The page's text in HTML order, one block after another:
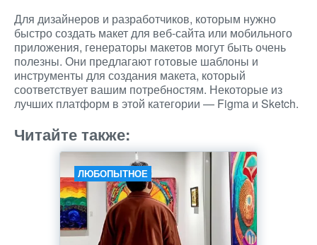
Для дизайнеров и разработчиков, которым нужно
быстро создать макет для веб-сайта или мобильного
приложения, генераторы макетов могут быть очень
полезны. Они предлагают готовые шаблоны и
инструменты для создания макета, который
соответствует вашим потребностям. Некоторые из
лучших платформ в этой категории — Figma и Sketch.
Читайте также:
ЛЮБОПЫТНОЕ